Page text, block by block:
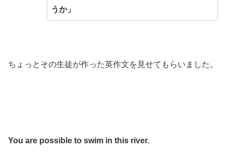
うか」
ちょっとその生徒が作った英作文を見せてもらいました。
You are possible to swim in this river.